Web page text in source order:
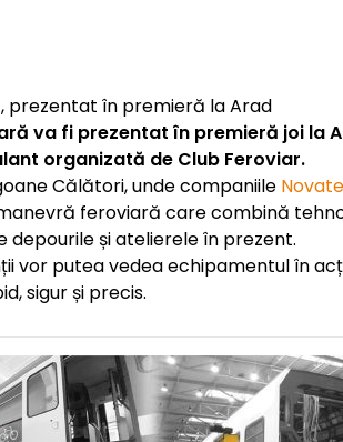
va fi prezentat în premieră joi la
organizată de Club Feroviar.
Călători, unde companiile
feroviară care combină
și atelierele în prezent.
vor putea vedea echipamentul în
sigur și precis.